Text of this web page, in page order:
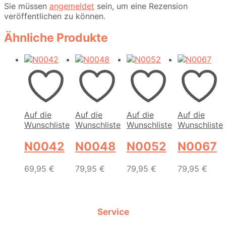
Sie müssen angemeldet sein, um eine Rezension
veröffentlichen zu können.
Ähnliche Produkte
Auf die
Wunschliste
N0042
69,95 €
Auf die
Wunschliste
N0048
79,95€
Auf die
Wunschliste
N0052
79,95 €
Auf die
Wunschliste
N0067
79,95 €
Service